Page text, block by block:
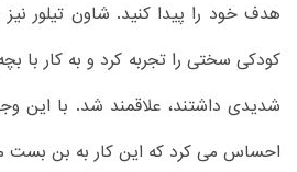
هدف خود را پیدا کنید. شاون تیلور نیز
کودکی سختی را تجربه کرد و به کار با
شدیدی داشتند، علاقمند شد. با این
احساس می کرد که این کار به بن بست